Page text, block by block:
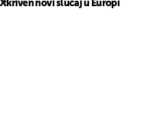
novi slučaj u Europi